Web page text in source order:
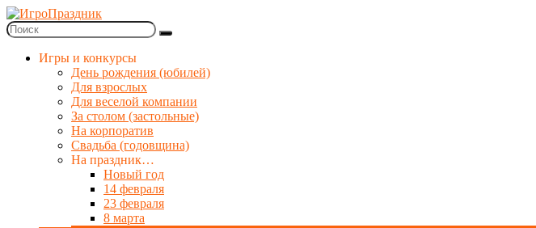
Игры и конкурсы
День рождения (юбилей)
Для взрослых
Для веселой компании
За столом (застольные)
На корпоратив
Свадьба (годовщина)
На праздник…
Новый год
14 февраля
23 февраля
8 марта